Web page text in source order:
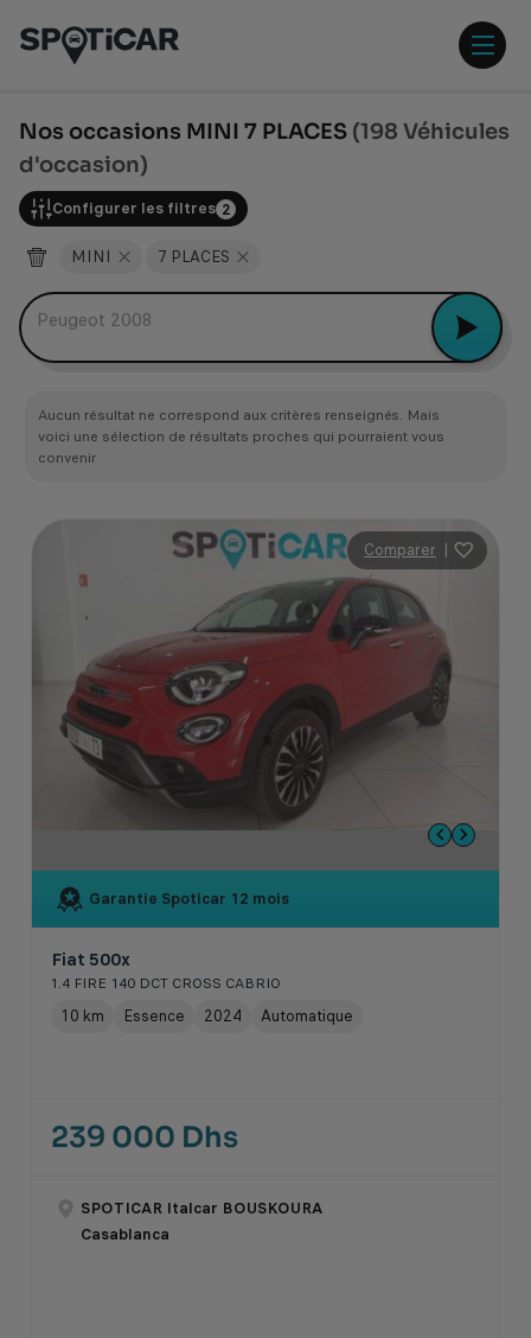
contenu
pied
Nos occasions MINI 7 PLACES (198 Véhicules
d'occasion)
Configurer les filtres 2
MINI 7 PLACES
Peugeot 2008
Aucun résultat ne correspond aux critères renseignés. Mais
voici une sélection de résultats proches qui pourraient vous
convenir
Comparer |
Garantie Spoticar 12 mois
Fiat 500x
1.4 FIRE 140 DCT CROSS CABRIO
10 km Essence 2024 Automatique
239 000 Dhs
SPOTICAR Italcar BOUSKOURA
Casablanca